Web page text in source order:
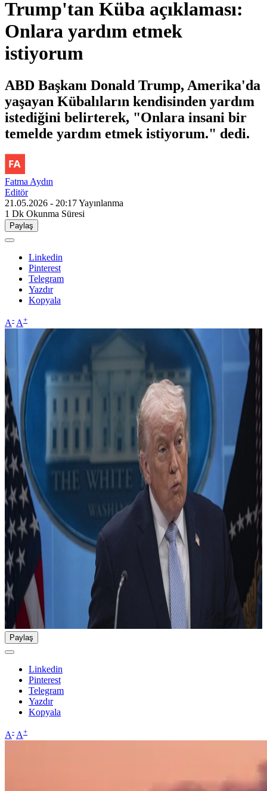
Trump'tan Küba açıklaması:
Onlara yardım etmek
istiyorum
ABD Başkanı Donald Trump, Amerika'da
yaşayan Kübalıların kendisinden yardım
istediğini belirterek, "Onlara insani bir
temelde yardım etmek istiyorum." dedi.
Fatma Aydın
Editör
21.05.2026 - 20:17Yayınlanma
1 Dk Okunma Süresi
Paylaş
Linkedin
Pinterest
Telegram
Yazdır
Kopyala
A- A+
Paylaş
Linkedin
Pinterest
Telegram
Yazdır
Kopyala
A- A+